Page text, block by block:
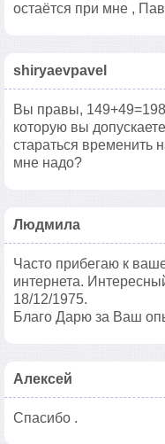
остаётся при мне ,
shiryaevpavel
Вы правы,
которую вы
стараться временить
мне надо?
Людмила
Часто прибегаю к
интернета.
18/12/1975.
Благо Дарю за Ваш
Алексей
Спасибо .